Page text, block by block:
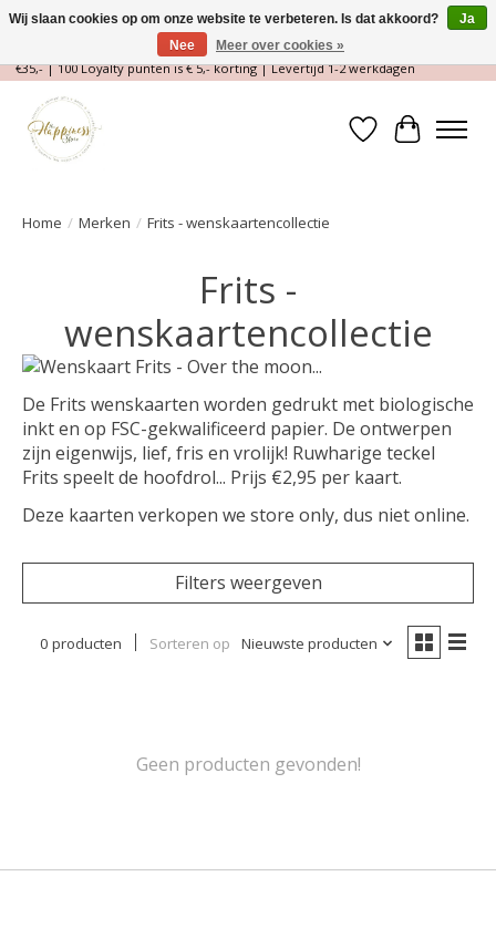
Magische Conceptstore, Edelstenen & Spirituele winkel | Gratis verzending >
€35,- | 100 Loyalty punten is € 5,- korting | Levertijd 1-2 werkdagen
Verlanglijst
Home / Merken / Frits - wenskaartencollectie
Frits -
wenskaartencollectie
De Frits wenskaarten worden gedrukt met biologische
inkt en op FSC-gekwalificeerd papier. De ontwerpen
zijn eigenwijs, lief, fris en vrolijk! Ruwharige teckel
Frits speelt de hoofdrol... Prijs €2,95 per kaart.
Deze kaarten verkopen we store only, dus niet online.
Filters weergeven
0 producten Sorteren op Nieuwste producten
Geen producten gevonden!
Wij slaan cookies op om onze website te verbeteren. Is dat akkoord?
Ja
Nee
Meer over cookies »